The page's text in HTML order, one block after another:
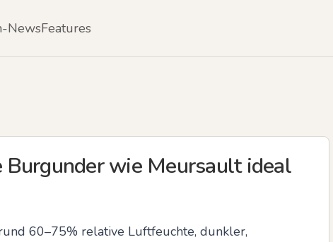
NewsFeatures
wie Meursault ideal
60–75% relative Luftfeuchte, dunkler,